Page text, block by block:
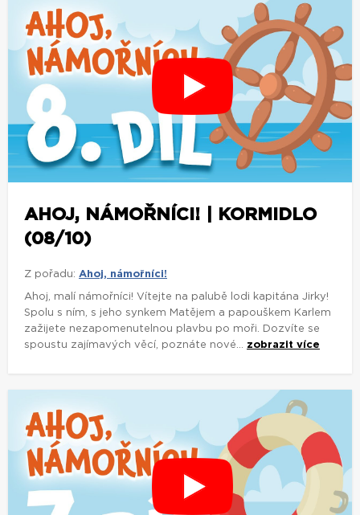
AHOJ, NÁMOŘNÍCI! | KORMIDLO
(08/10)
Z pořadu: Ahoj, námořníci!
Ahoj, malí námořníci! Vítejte na palubě lodi kapitána Jirky!
Spolu s ním, s jeho synkem Matějem a papouškem Karlem
zažijete nezapomenutelnou plavbu po moři. Dozvíte se
spoustu zajímavých věcí, poznáte nové... zobrazit více